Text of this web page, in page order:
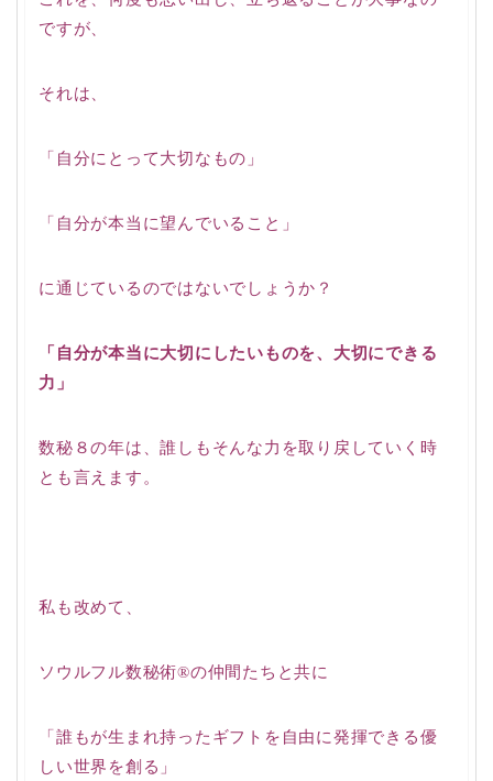
ですが、
それは、
「自分にとって大切なもの」
「自分が本当に望んでいること」
に通じているのではないでしょうか？
「自分が本当に大切にしたいものを、大切にできる
力」
数秘８の年は、誰しもそんな力を取り戻していく時
とも言えます。
私も改めて、
ソウルフル数秘術®の仲間たちと共に
「誰もが生まれ持ったギフトを自由に発揮できる優
しい世界を創る」